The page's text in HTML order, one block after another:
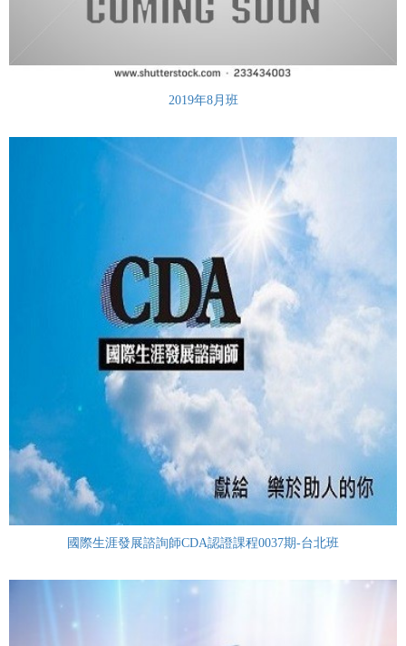
2019年8月班
國際生涯發展諮詢師CDA認證課程0037期-台北班